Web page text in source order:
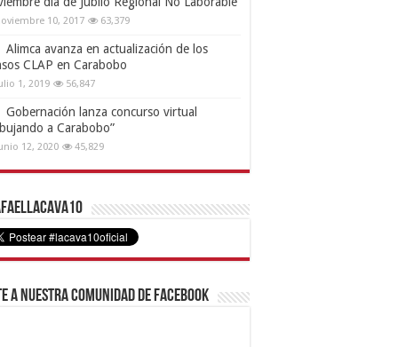
10, 2017 63,379
Alimca avanza en actualización de los
CLAP en Carabobo
1, 2019 56,847
Gobernación lanza concurso virtual
a Carabobo”
12, 2020 45,829
a nuestra comunidad de Facebook